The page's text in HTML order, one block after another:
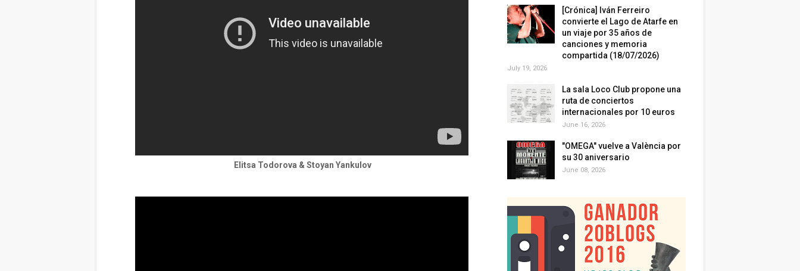
Elitsa Todorova & Stoyan Yankulov
[Crónica] Iván Ferreiro
convierte el Lago de Atarfe en
un viaje por 35 años de
canciones y memoria
compartida (18/07/2026)
July 19, 2026
La sala Loco Club propone una
ruta de conciertos
internacionales por 10 euros
June 16, 2026
"OMEGA" vuelve a València por
su 30 aniversario
June 08, 2026